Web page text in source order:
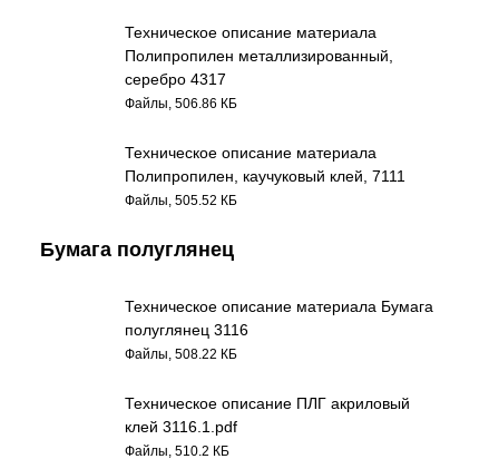
Техническое описание материала
Полипропилен металлизированный,
серебро 4317
Файлы, 506.86 КБ
Техническое описание материала
Полипропилен, каучуковый клей, 7111
Файлы, 505.52 КБ
Бумага полуглянец
Техническое описание материала Бумага
полуглянец 3116
Файлы, 508.22 КБ
Техническое описание ПЛГ акриловый
клей 3116.1.pdf
Файлы, 510.2 КБ